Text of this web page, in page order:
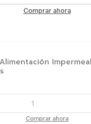
Comprar ahora